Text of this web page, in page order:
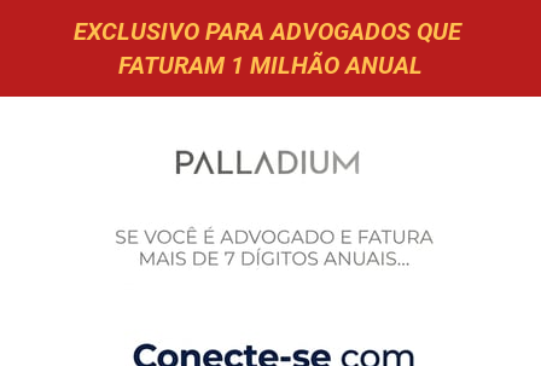
EXCLUSIVO PARA ADVOGADOS QUE
FATURAM 1 MILHÃO ANUAL